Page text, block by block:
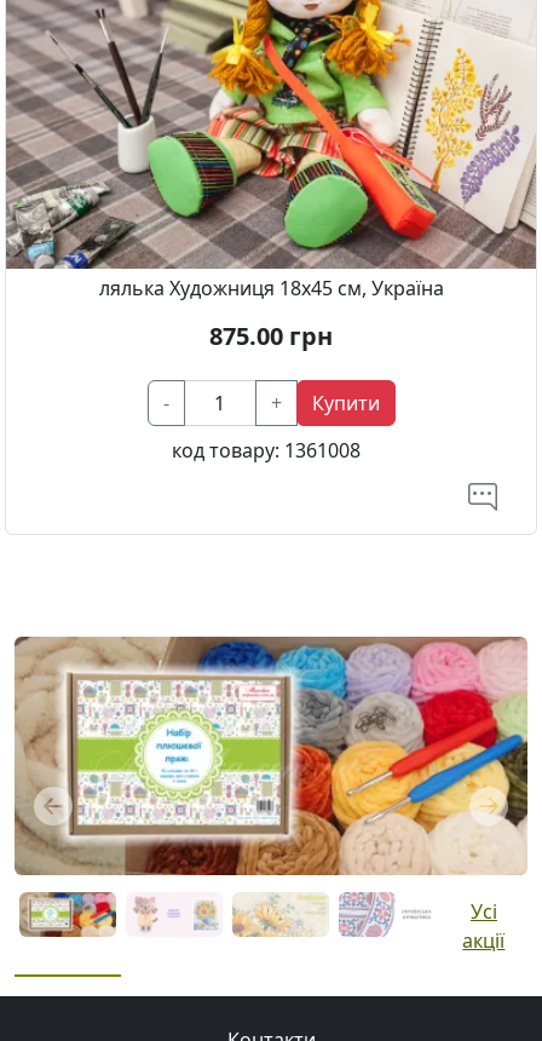
лялька Художниця 18x45 см, Україна
875.00 грн
- +
Купити
код товару: 1361008
Previous Next
Усі
акції